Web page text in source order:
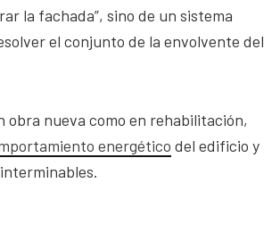
la fachada”, sino de un sistema
el conjunto de la envolvente del
nueva como en rehabilitación,
energético del edificio y